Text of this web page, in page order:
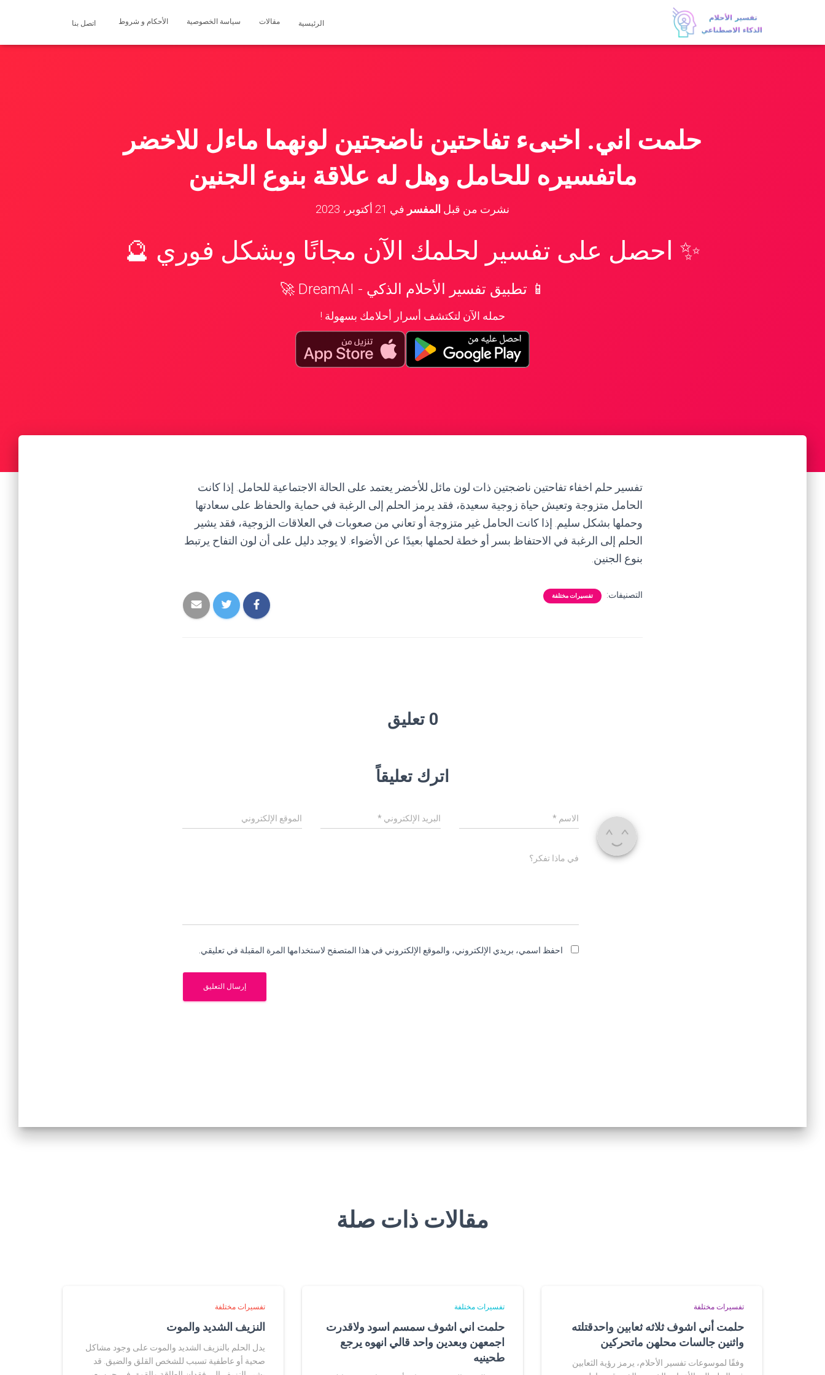
الرئيسية مقالات سياسة الخصوصية الأحكام و شروط اتصل بنا
حلمت اني. اخبىء تفاحتين ناضجتين لونهما ماءل للاخضر
ماتفسيره للحامل وهل له علاقة بنوع الجنين
نشرت من قبل المفسر في 21 أكتوبر، 2023
✨ احصل على تفسير لحلمك الآن مجانًا وبشكل فوري 🔮
📱 تطبيق تفسير الأحلام الذكي - DreamAI 🚀
حمله الآن لتكتشف أسرار أحلامك بسهولة !
تفسير حلم اخفاء تفاحتين ناضجتين ذات لون مائل للأخضر يعتمد على الحالة الاجتماعية للحامل. إذا كانت
الحامل متزوجة وتعيش حياة زوجية سعيدة، فقد يرمز الحلم إلى الرغبة في حماية والحفاظ على سعادتها
وحملها بشكل سليم. إذا كانت الحامل غير متزوجة أو تعاني من صعوبات في العلاقات الزوجية، فقد يشير
الحلم إلى الرغبة في الاحتفاظ بسر أو خطة لحملها بعيدًا عن الأضواء. لا يوجد دليل على أن لون التفاح يرتبط
بنوع الجنين.
التصنيفات: تفسيرات مختلفة
0 تعليق
اترك تعليقاً
الاسم * البريد الإلكتروني * الموقع الإلكتروني
في ماذا تفكر؟
احفظ اسمي، بريدي الإلكتروني، والموقع الإلكتروني في هذا المتصفح لاستخدامها المرة المقبلة في تعليقي.
مقالات ذات صلة
تفسيرات مختلفة
حلمت أني اشوف ثلاثه ثعابين واحدقتلته
واثنين جالسات محلهن ماتحركين
وفقًا لموسوعات تفسير الأحلام، يرمز رؤية الثعابين
تفسيرات مختلفة
حلمت اني اشوف سمسم اسود ولاقدرت
اجمعهن وبعدين واحد قالي انهوه يرجع
طحينيه
تفسيرات مختلفة
النزيف الشديد والموت
يدل الحلم بالنزيف الشديد والموت على وجود مشاكل
صحية أو عاطفية تسبب للشخص القلق والضيق. قد